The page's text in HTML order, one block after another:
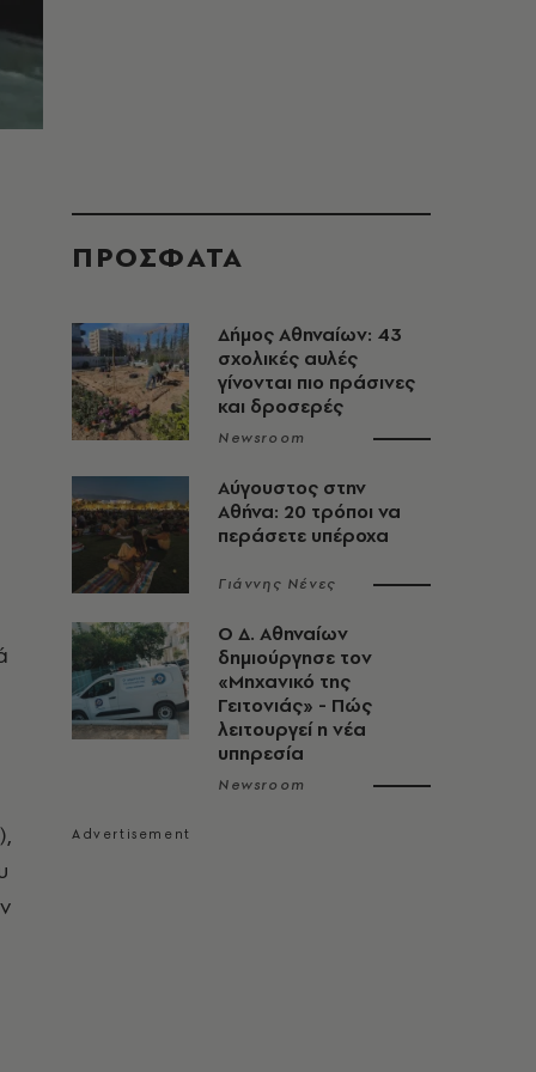
ΠΡΟΣΦΑΤΑ
Δήμος Αθηναίων: 43
σχολικές αυλές
γίνονται πιο πράσινες
και δροσερές
Newsroom
Αύγουστος στην
Αθήνα: 20 τρόποι να
περάσετε υπέροχα
Γιάννης Νένες
Ο Δ. Αθηναίων
δημιούργησε τον
«Μηχανικό της
Γειτονιάς» - Πώς
λειτουργεί η νέα
υπηρεσία
Newsroom